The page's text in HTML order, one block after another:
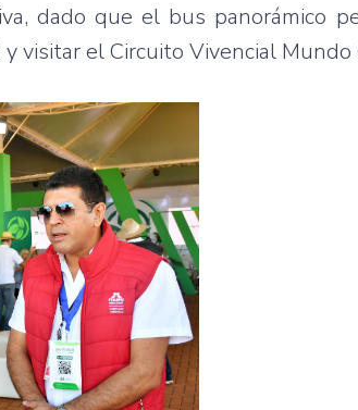
dado que el bus panorámico
visitar el Circuito Vivencial Mundo